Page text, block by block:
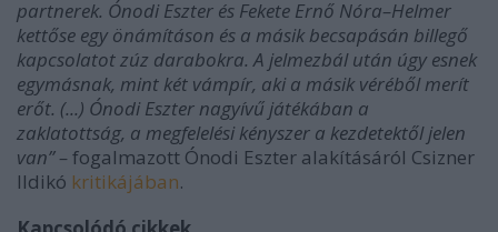
partnerek. Ónodi Eszter és Fekete Ernő Nóra–Helmer
kettőse egy önámításon és a másik becsapásán billegő
kapcsolatot zúz darabokra. A jelmezbál után úgy esnek
egymásnak, mint két vámpír, aki a másik véréből merít
erőt. (...) Ónodi Eszter nagyívű játékában a
zaklatottság, a megfelelési kényszer a kezdetektől jelen
van” –fogalmazott Ónodi Eszter alakításáról Csizner
Ildikó kritikájában.